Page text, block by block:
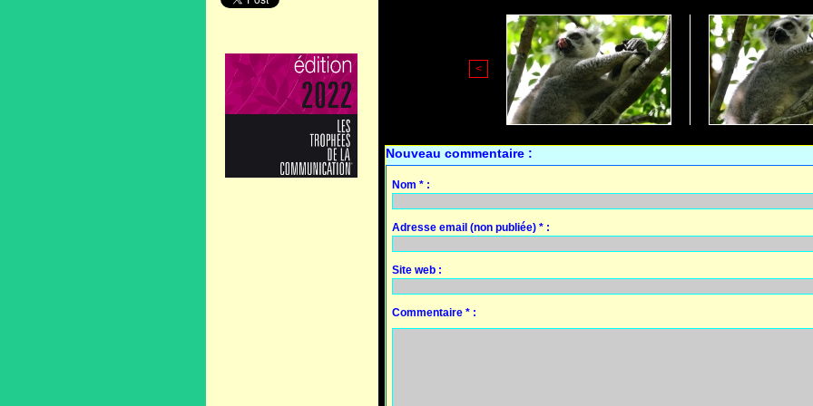
<
Nouveau commentaire :
Nom * :
Adresse email (non publiée) * :
Site web :
Commentaire * :